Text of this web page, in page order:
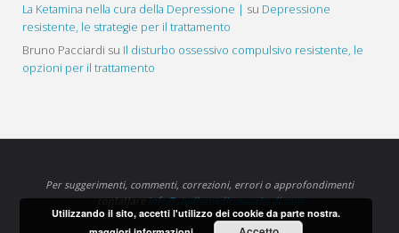
La Ketamina nella cura della Depressione | su Depressione
resistente, le strategie per il trattamento
Bruno Pacciardi su Il disturbo ossessivo compulsivo resistente, le
opzioni per il trattamento
Per suggerimenti, commenti, correzioni, errori o approfondimenti
contattareinfo@studiomedicopacciardi.com
Utilizzando il sito, accetti l'utilizzo dei cookie da parte nostra.